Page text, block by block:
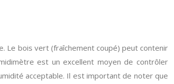
Le bois vert (fraîchement coupé) peut contenir
est un excellent moyen de contrôler
acceptable. Il est important de noter que